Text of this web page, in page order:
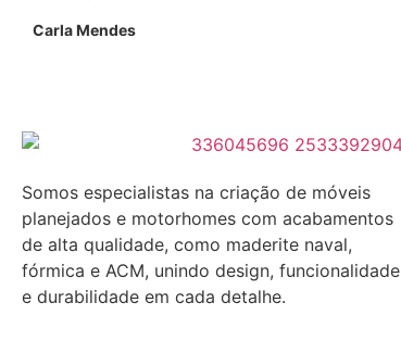
Carla Mendes
Somos especialistas na criação de móveis
planejados e motorhomes com acabamentos
de alta qualidade, como maderite naval,
fórmica e ACM, unindo design, funcionalidade
e durabilidade em cada detalhe.